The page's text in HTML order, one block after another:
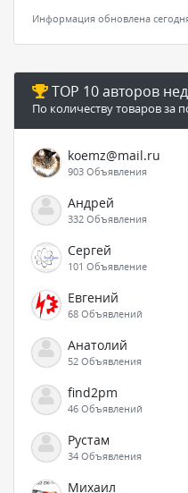
Информация обновлена
TOP 10 авторов
По количеству товаров за
koemz@mail.ru
903 Объявления
Андрей
332 Объявления
Сергей
101 Объявление
Евгений
68 Объявлений
Анатолий
52 Объявления
find2pm
46 Объявлений
Рустам
34 Объявления
Михаил